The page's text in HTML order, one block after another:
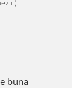
).
buna